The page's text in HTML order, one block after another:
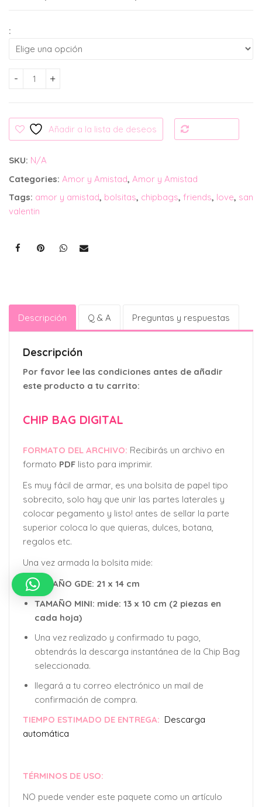
:
Chip Bag: Amor y Amistad Princesa Mulán cantidad
Añadir a la lista de deseos
SKU: N/A
Categories: Amor y Amistad, Amor y Amistad
Tags: amor y amistad, bolsitas, chipbags, friends, love, san
valentin
Descripción Q & A Preguntas y respuestas
Descripción
Por favor lee las condiciones antes de añadir
este producto a tu carrito:
CHIP BAG DIGITAL
FORMATO DEL ARCHIVO: Recibirás un archivo en
formato PDFlisto para imprimir.
Es muy fácil de armar, es una bolsita de papel tipo
sobrecito, solo hay que unir las partes laterales y
colocar pegamento y listo! antes de sellar la parte
superior coloca lo que quieras, dulces, botana,
regalos etc.
Una vez armada la bolsita mide:
TAMAÑO GDE: 21 x 14 cm
TAMAÑO MINI: mide: 13 x 10 cm (2 piezas en
cada hoja)
Una vez realizado y confirmado tu pago,
obtendrás la descarga instantánea de la Chip Bag
seleccionada.
llegará a tu correo electrónico un mail de
confirmación de compra.
TIEMPO ESTIMADO DE ENTREGA: Descarga
automática
TÉRMINOS DE USO:
NO puede vender este paquete como un artículo